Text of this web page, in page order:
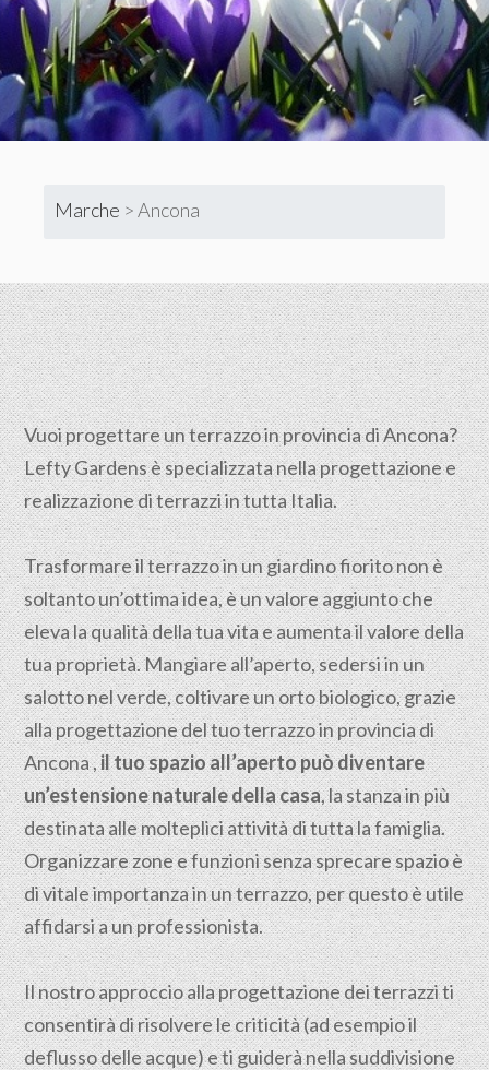
Marche >Ancona
Vuoi progettare un terrazzo in provincia di Ancona?
Lefty Gardens è specializzata nella progettazione e
realizzazione di terrazzi in tutta Italia.
Trasformare il terrazzo in un giardino fiorito non è
soltanto un’ottima idea, è un valore aggiunto che
eleva la qualità della tua vita e aumenta il valore della
tua proprietà. Mangiare all’aperto, sedersi in un
salotto nel verde, coltivare un orto biologico, grazie
alla progettazione del tuo terrazzo in provincia di
Ancona ,il tuo spazio all’aperto può diventare
un’estensione naturale della casa, la stanza in più
destinata alle molteplici attività di tutta la famiglia.
Organizzare zone e funzioni senza sprecare spazio è
di vitale importanza in un terrazzo, per questo è utile
affidarsi a un professionista.
Il nostro approccio alla progettazione dei terrazzi ti
consentirà di risolvere le criticità (ad esempio il
deflusso delle acque) e ti guiderà nella suddivisione